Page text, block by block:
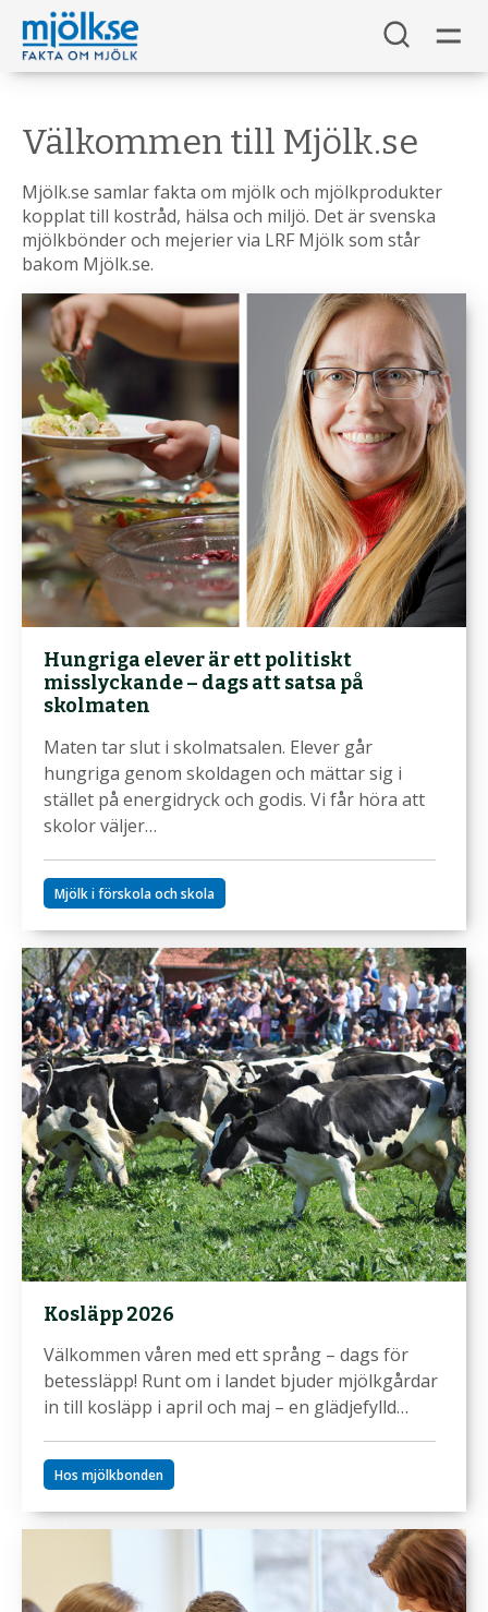
Välkommen till Mjölk.se
Mjölk.se samlar fakta om mjölk och mjölkprodukter
kopplat till kostråd, hälsa och miljö. Det är svenska
mjölkbönder och mejerier via LRF Mjölk som står
bakom Mjölk.se.
Hungriga elever är ett politiskt
misslyckande – dags att satsa på
skolmaten
Maten tar slut i skolmatsalen. Elever går
hungriga genom skoldagen och mättar sig i
stället på energidryck och godis. Vi får höra att
skolor väljer…
Mjölk i förskola och skola
Kosläpp 2026
Välkommen våren med ett språng – dags för
betessläpp! Runt om i landet bjuder mjölkgårdar
in till kosläpp i april och maj – en glädjefylld…
Hos mjölkbonden